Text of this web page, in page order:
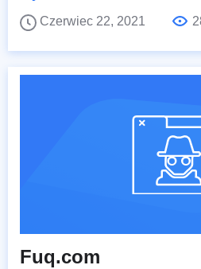
Czerwiec 22, 2021
Fuq.com